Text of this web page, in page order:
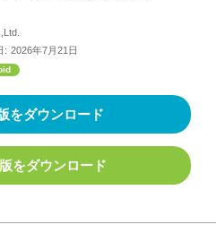
: 2026年7月21日
をダウンロード
をダウンロード